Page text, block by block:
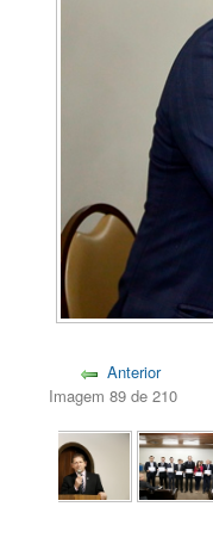
Anterior
Imagem 89 de 210